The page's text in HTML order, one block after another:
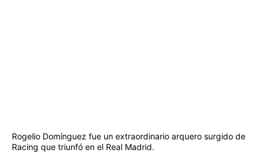
Rogelio Domínguez fue un extraordinario arquero surgido de
Racing que triunfó en el Real Madrid.